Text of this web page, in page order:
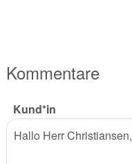
Kommentare
Kund*in
Hallo Herr Christiansen,